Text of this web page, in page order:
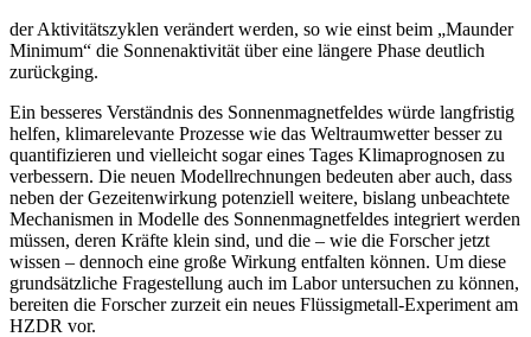
der Aktivitätszyklen verändert werden, so wie einst beim „Maunder
Minimum“ die Sonnenaktivität über eine längere Phase deutlich
zurückging.
Ein besseres Verständnis des Sonnenmagnetfeldes würde langfristig
helfen, klimarelevante Prozesse wie das Weltraumwetter besser zu
quantifizieren und vielleicht sogar eines Tages Klimaprognosen zu
verbessern. Die neuen Modellrechnungen bedeuten aber auch, dass
neben der Gezeitenwirkung potenziell weitere, bislang unbeachtete
Mechanismen in Modelle des Sonnenmagnetfeldes integriert werden
müssen, deren Kräfte klein sind, und die – wie die Forscher jetzt
wissen – dennoch eine große Wirkung entfalten können. Um diese
grundsätzliche Fragestellung auch im Labor untersuchen zu können,
bereiten die Forscher zurzeit ein neues Flüssigmetall-Experiment am
HZDR vor.